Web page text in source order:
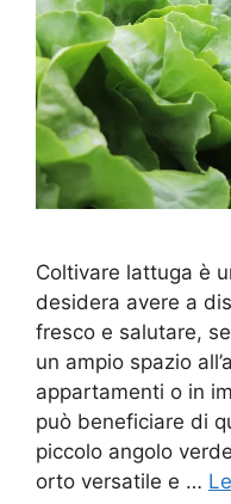
Coltivare lattuga è
desidera avere a
fresco e salutare,
un ampio spazio
appartamenti o in
può beneficiare di
piccolo angolo
orto versatile e …